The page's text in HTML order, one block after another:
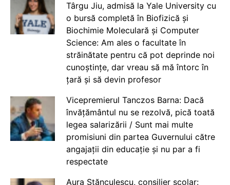
Târgu Jiu, admisă la Yale University cu
o bursă completă în Biofizică și
Biochimie Moleculară și Computer
Science: Am ales o facultate în
străinătate pentru că pot deprinde noi
cunoștințe, dar vreau să mă întorc în
țară și să devin profesor
Vicepremierul Tanczos Barna: Dacă
învățământul nu se rezolvă, pică toată
legea salarizării / Sunt mai multe
promisiuni din partea Guvernului către
angajații din educație și nu par a fi
respectate
Aura Stănculescu, consilier școlar: